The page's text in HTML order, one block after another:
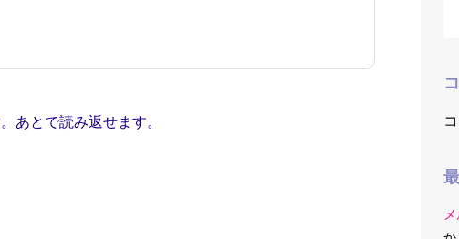
あとで読み返せます。